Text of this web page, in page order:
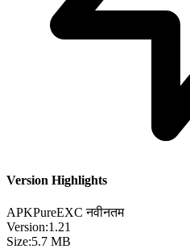
Version Highlights
APKPureEXC नवीनतम
Version:1.21
Size:5.7 MB